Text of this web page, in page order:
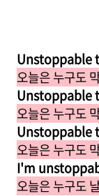
Unstoppable
오늘은 누구도
Unstoppable
오늘은 누구도
Unstoppable
오늘은 누구도
I'm
오늘은 누구도